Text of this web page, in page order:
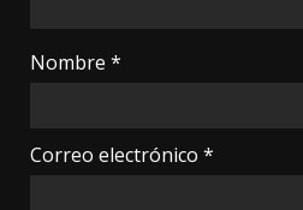
Nombre *
Correo electrónico *